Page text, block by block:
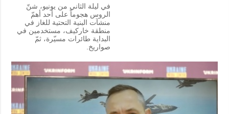
في ليلة الثاني من يونيو، شنّ
الروس هجوماً على أحد أهمّ
منشآت البنية التحتية للغاز في
منطقة خاركيف، مستخدمين في
البداية طائرات مسيّرة، ثمّ
صواريخ.